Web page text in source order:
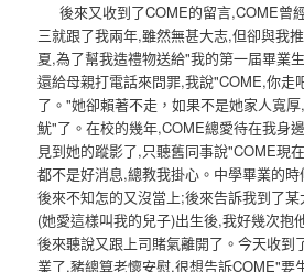
後來又收到了COME的留言,COME曾
三就跟了我兩年,雖然無甚大志,但卻與我
夏,為了幫我造禮物送給"我的第一届畢業
還給母親打電話來問罪,我說"COME,你走
了。"她卻賴著不走，如果不是她家人寬
魷"了。在校的幾年,COME總愛待在我身
見到她的蹤影了,只聽舊同事說"COME
都不是好消息,總教我掛心。中學畢業的
後來不知怎的又沒當上;後來告訴我到了
(她愛這樣叫我的兒子)出生後,我好幾次抱
後來聽說又跟上司賭氣離開了。今天收到
業了,豬總算老懷安慰,很想告訴COME"要